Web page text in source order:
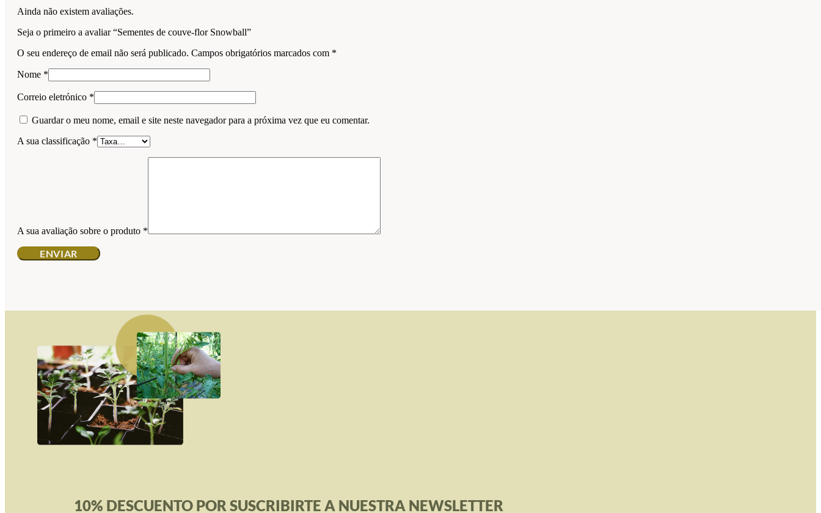
Ainda não existem avaliações.
Seja o primeiro a avaliar “Sementes de couve-flor Snowball”
O seu endereço de email não será publicado. Campos obrigatórios marcados com *
Nome *
Correio eletrónico *
Guardar o meu nome, email e site neste navegador para a próxima vez que eu comentar.
A sua classificação *
A sua avaliação sobre o produto *
10% DESCUENTO POR SUSCRIBIRTE A NUESTRA NEWSLETTER